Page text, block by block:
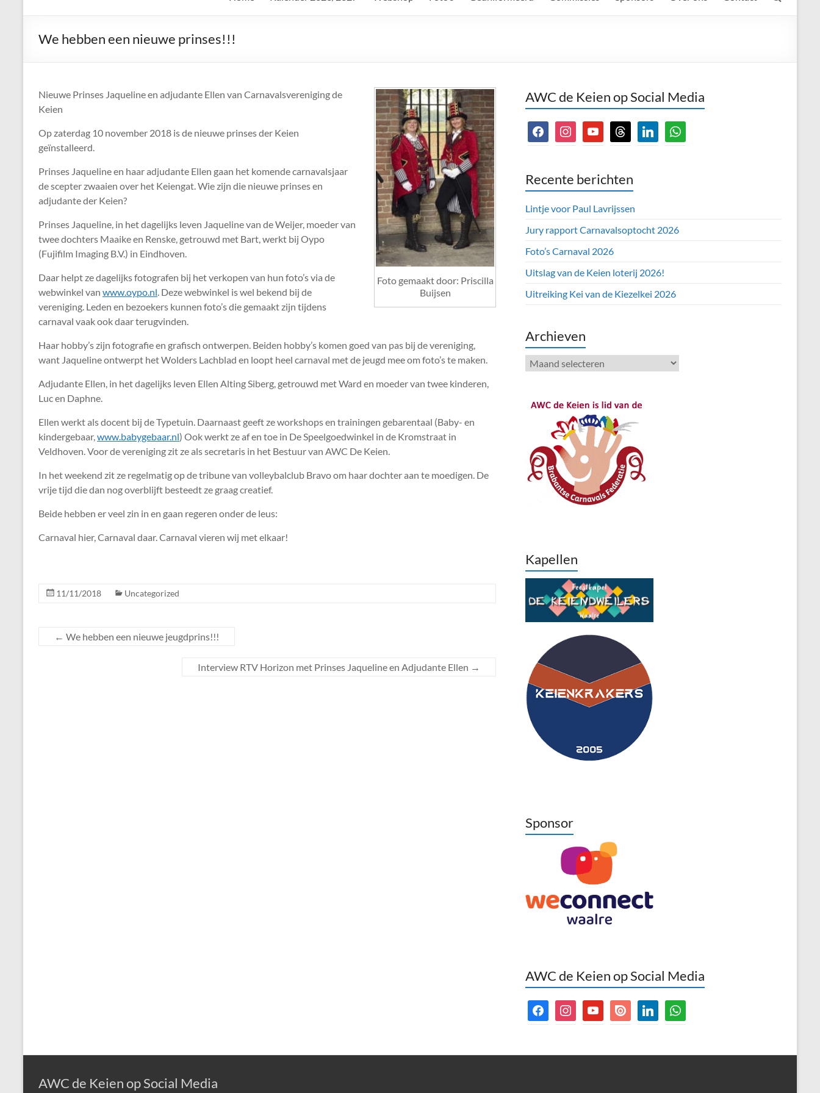
Keien
Carnavalsvereniging
De
We hebben een nieuwe prinses!!!
Foto gemaakt door: Priscilla
Buijsen
Nieuwe Prinses Jaqueline en adjudante Ellen van Carnavalsvereniging de
Keien
Op zaterdag 10 november 2018 is de nieuwe prinses der Keien
geïnstalleerd.
Prinses Jaqueline en haar adjudante Ellen gaan het komende carnavalsjaar
de scepter zwaaien over het Keiengat. Wie zijn die nieuwe prinses en
adjudante der Keien?
Prinses Jaqueline, in het dagelijks leven Jaqueline van de Weijer, moeder van
twee dochters Maaike en Renske, getrouwd met Bart, werkt bij Oypo
(Fujifilm Imaging B.V.) in Eindhoven.
Daar helpt ze dagelijks fotografen bij het verkopen van hun foto’s via de
webwinkel van www.oypo.nl . Deze webwinkel is wel bekend bij de
vereniging. Leden en bezoekers kunnen foto’s die gemaakt zijn tijdens
carnaval vaak ook daar terugvinden.
Haar hobby’s zijn fotografie en grafisch ontwerpen. Beiden hobby’s komen goed van pas bij de vereniging,
want Jaqueline ontwerpt het Wolders Lachblad en loopt heel carnaval met de jeugd mee om foto’s te maken.
Adjudante Ellen, in het dagelijks leven Ellen Alting Siberg, getrouwd met Ward en moeder van twee kinderen,
Luc en Daphne.
Ellen werkt als docent bij de Typetuin. Daarnaast geeft ze workshops en trainingen gebarentaal (Baby- en
kindergebaar, www.babygebaar.nl) Ook werkt ze af en toe in De Speelgoedwinkel in de Kromstraat in
Veldhoven. Voor de vereniging zit ze als secretaris in het Bestuur van AWC De Keien.
In het weekend zit ze regelmatig op de tribune van volleybalclub Bravo om haar dochter aan te moedigen. De
vrije tijd die dan nog overblijft besteedt ze graag creatief.
Beide hebben er veel zin in en gaan regeren onder de leus:
Carnaval hier, Carnaval daar. Carnaval vieren wij met elkaar!
11/11/2018 Uncategorized
← We hebben een nieuwe jeugdprins!!!
Interview RTV Horizon met Prinses Jaqueline en Adjudante Ellen →
AWC de Keien op Social Media
facebookinstagramyoutubethreads linkedinwhatsapp
Recente berichten
Lintje voor Paul Lavrijssen
Jury rapport Carnavalsoptocht 2026
Foto’s Carnaval 2026
Uitslag van de Keien loterij 2026!
Uitreiking Kei van de Kiezelkei 2026
Archieven
Archieven
Kapellen
Sponsor
AWC de Keien op Social Media
facebookinstagramyoutubeissuu linkedinwhatsapp
AWC de Keien op Social Media